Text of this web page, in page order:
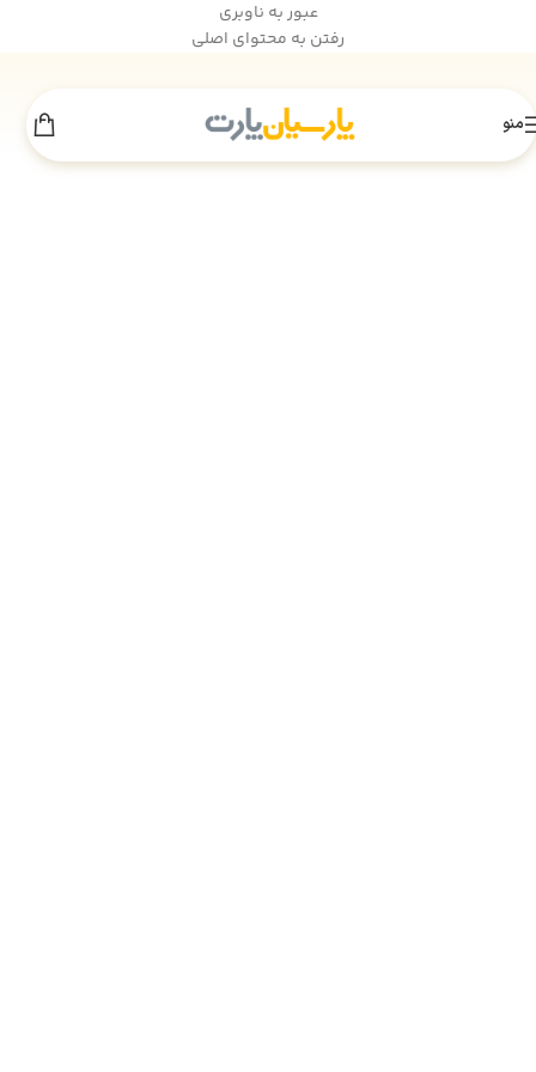
عبور به ناوبری
رفتن به محتوای اصلی
اطلاعیه انبارگردانی
به‌دلیل انجام عملیات انبارگردانی، فروش سایت
تا 18 مرداد
×
منو